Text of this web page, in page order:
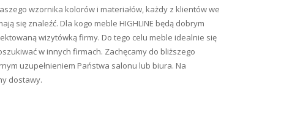
wzornika kolorów i materiałów, każdy z klientów we
się znaleźć. Dla kogo meble HIGHLINE będą dobrym
wizytówką firmy. Do tego celu meble idealnie się
w innych firmach. Zachęcamy do bliższego
uzupełnieniem Państwa salonu lub biura. Na
dostawy.